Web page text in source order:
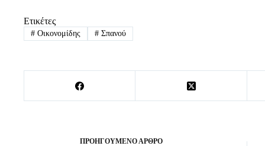
Ετικέτες
#Οικονομίδης #Σπανού
ΠΡΟΗΓΟΎΜΕΝΟ ΆΡΘΡΟ